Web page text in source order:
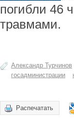
погибли 46
травмами.
Александр Турчинов
госадминистрации
Распечатать